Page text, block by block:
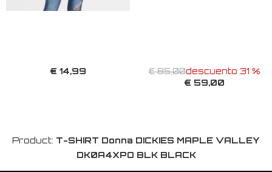
€ 14,99 € 85,00descuento 31 %
€ 59,00
Product: T-SHIRT Donna DICKIES MAPLE VALLEY
DK0A4XPO BLK BLACK